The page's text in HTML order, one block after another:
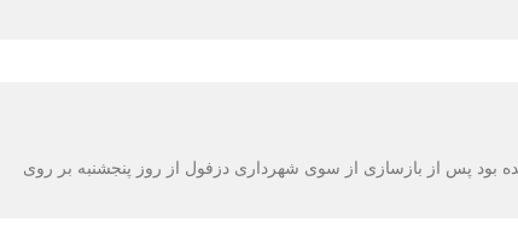
بود پس از بازسازی از سوی شهرداری دزفول از روز پنجشنبه بر روی